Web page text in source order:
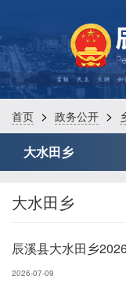
首页 > 政务公开 >
大水田乡
大水田乡
辰溪县大水田乡
2026-07-09